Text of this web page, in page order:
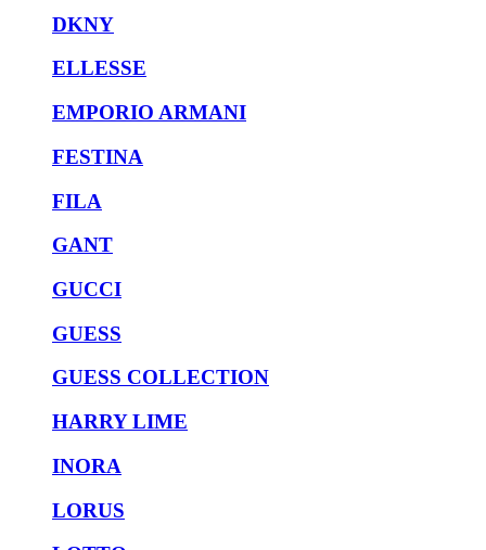
DKNY
ELLESSE
EMPORIO ARMANI
FESTINA
FILA
GANT
GUCCI
GUESS
GUESS COLLECTION
HARRY LIME
INORA
LORUS